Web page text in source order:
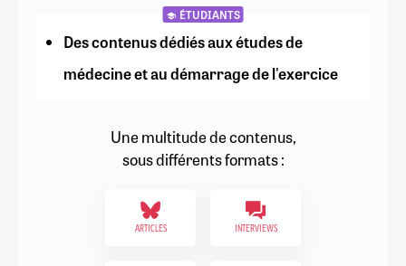
ÉTUDIANTS
Des contenus dédiés aux études de
médecine et au démarrage de l'exercice
Une multitude de contenus,
sous différents formats :
ARTICLES INTERVIEWS